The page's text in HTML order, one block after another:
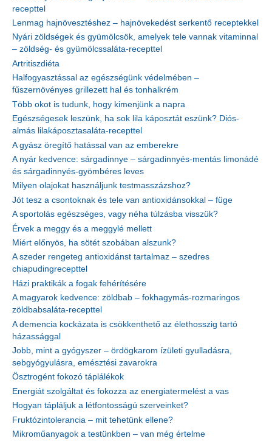
recepttel
Lenmag hajnövesztéshez – hajnövekedést serkentő receptekkel
Nyári zöldségek és gyümölcsök, amelyek tele vannak vitaminnal
– zöldség- és gyümölcssaláta-recepttel
Artritiszdiéta
Halfogyasztással az egészségünk védelmében –
fűszernövényes grillezett hal és tonhalkrém
Több okot is tudunk, hogy kimenjünk a napra
Egészségesek leszünk, ha sok lila káposztát eszünk? Diós-
almás lilakáposztasaláta-recepttel
A gyász öregítő hatással van az emberekre
A nyár kedvence: sárgadinnye – sárgadinnyés-mentás limonádé
és sárgadinnyés-gyömbéres leves
Milyen olajokat használjunk testmasszázshoz?
Jót tesz a csontoknak és tele van antioxidánsokkal – füge
A sportolás egészséges, vagy néha túlzásba visszük?
Érvek a meggy és a meggylé mellett
Miért előnyös, ha sötét szobában alszunk?
A szeder rengeteg antioxidánst tartalmaz – szedres
chiapudingrecepttel
Házi praktikák a fogak fehérítésére
A magyarok kedvence: zöldbab – fokhagymás-rozmaringos
zöldbabsaláta-recepttel
A demencia kockázata is csökkenthető az élethosszig tartó
házassággal
Jobb, mint a gyógyszer – ördögkarom ízületi gyulladásra,
sebgyógyulásra, emésztési zavarokra
Ösztrogént fokozó táplálékok
Energiát szolgáltat és fokozza az energiatermelést a vas
Hogyan tápláljuk a létfontosságú szerveinket?
Fruktózintolerancia – mit tehetünk ellene?
Mikroműanyagok a testünkben – van még értelme